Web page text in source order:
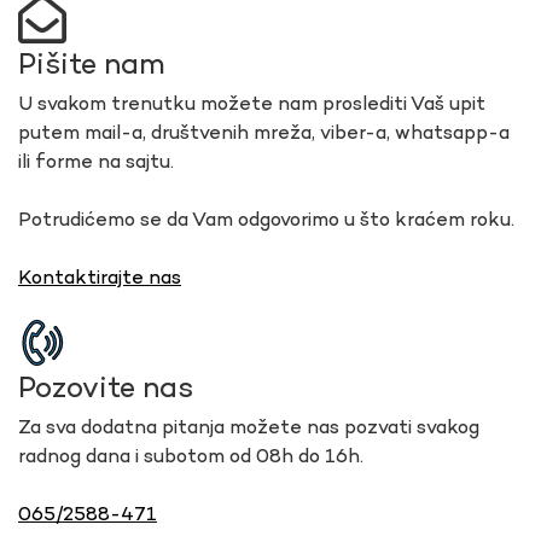
Pišite nam
U svakom trenutku možete nam proslediti Vaš upit
putem mail-a, društvenih mreža, viber-a, whatsapp-a
ili forme na sajtu.
Potrudićemo se da Vam odgovorimo u što kraćem roku.
Kontaktirajte nas
Pozovite nas
Za sva dodatna pitanja možete nas pozvati svakog
radnog dana i subotom od 08h do 16h.
065/2588-471